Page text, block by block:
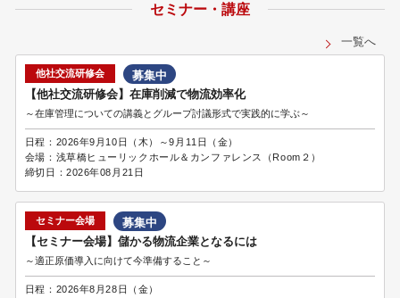
セミナー・講座
一覧へ
他社交流研修会
募集中
【他社交流研修会】在庫削減で物流効率化
～在庫管理についての講義とグループ討議形式で実践的に学ぶ～
日程： 2026年9月10日（木）～9月11日（金）
会場： 浅草橋ヒューリックホール＆カンファレンス（Room２）
締切日：2026年08月21日
セミナー会場
募集中
【セミナー会場】儲かる物流企業となるには
～適正原価導入に向けて今準備すること～
日程： 2026年8月28日（金）